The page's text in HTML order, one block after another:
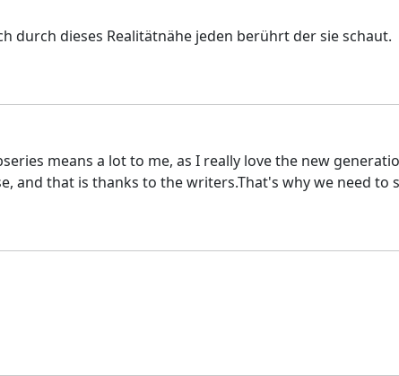
durch dieses Realitätnähe jeden berührt der sie schaut.
means a lot to me, as I really love the new
and that is thanks to the writers.That's why we need to